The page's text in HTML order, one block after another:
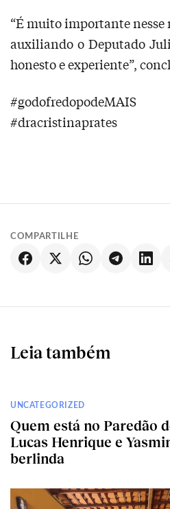
“É muito importante
auxiliando o Deputado
honesto e experiente”,
#godofredopodeMAIS
#dracristinaprates
COMPARTILHE
Leia também
UNCATEGORIZED
Quem está no Paredão
Lucas Henrique e
berlinda